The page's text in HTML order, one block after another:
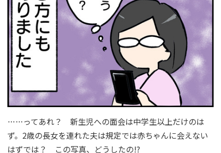
……ってあれ？ 新生児への面会は中学生以上だけのは
ず。2歳の長女を連れた夫は規定では赤ちゃんに会えない
はずでは？ この写真、どうしたの!?